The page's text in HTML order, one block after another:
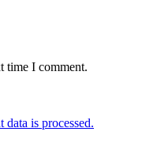
time I comment.
is processed.